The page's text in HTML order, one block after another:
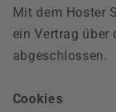
Mit dem Hoster
ein Vertrag über
abgeschlossen.
Cookies